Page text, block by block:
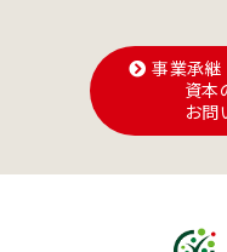
事業承継
資本
お問